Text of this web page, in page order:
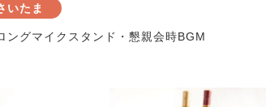
いたま
ングマイクスタンド・懇親会時BGM